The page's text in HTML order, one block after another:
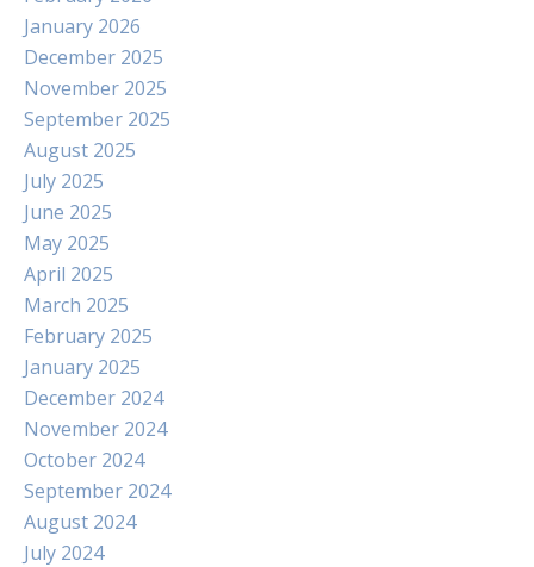
January 2026
December 2025
November 2025
September 2025
August 2025
July 2025
June 2025
May 2025
April 2025
March 2025
February 2025
January 2025
December 2024
November 2024
October 2024
September 2024
August 2024
July 2024